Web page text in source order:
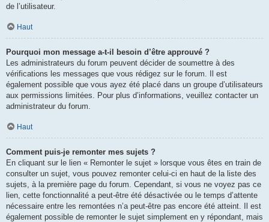
de l’utilisateur.
Haut
Pourquoi mon message a-t-il besoin d’être approuvé ?
Les administrateurs du forum peuvent décider de soumettre à des
vérifications les messages que vous rédigez sur le forum. Il est
également possible que vous ayez été placé dans un groupe d’utilisateurs
aux permissions limitées. Pour plus d’informations, veuillez contacter un
administrateur du forum.
Haut
Comment puis-je remonter mes sujets ?
En cliquant sur le lien « Remonter le sujet » lorsque vous êtes en train de
consulter un sujet, vous pouvez remonter celui-ci en haut de la liste des
sujets, à la première page du forum. Cependant, si vous ne voyez pas ce
lien, cette fonctionnalité a peut-être été désactivée ou le temps d’attente
nécessaire entre les remontées n’a peut-être pas encore été atteint. Il est
également possible de remonter le sujet simplement en y répondant, mais